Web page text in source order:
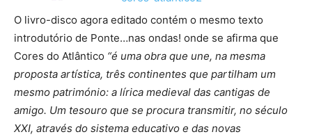
O livro-disco agora editado contém o mesmo texto
introdutório de Ponte…nas ondas! onde se afirma que
Cores do Atlântico “é uma obra que une, na mesma
proposta artística, três continentes que partilham um
mesmo património: a lírica medieval das cantigas de
amigo. Um tesouro que se procura transmitir, no século
XXI, através do sistema educativo e das novas